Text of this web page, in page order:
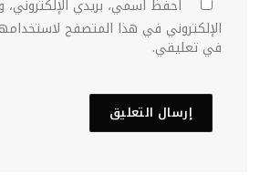
احفظ اسمي، بريدي الإلكتروني،
الإلكتروني في هذا المتصفح
في تعليقي.